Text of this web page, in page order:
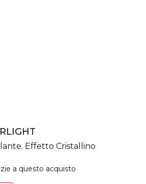
Effetto Cristallino
a questo acquisto